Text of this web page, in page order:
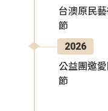
台澳原民
節
2026
公益團邀
節